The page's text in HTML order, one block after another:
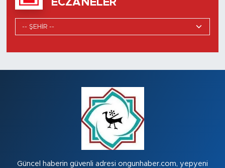
ECZANELER
Güncel haberin güvenli adresi ongunhaber.com, yepyeni